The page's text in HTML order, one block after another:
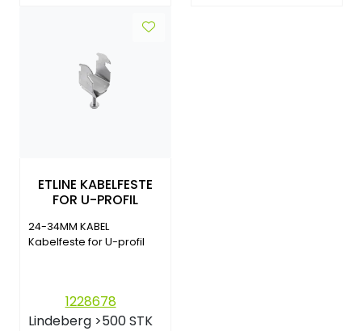
ETLINE KABELFESTE
FOR U-PROFIL
24-34MM KABEL
Kabelfeste for U-profil
1228678
Lindeberg >500 STK